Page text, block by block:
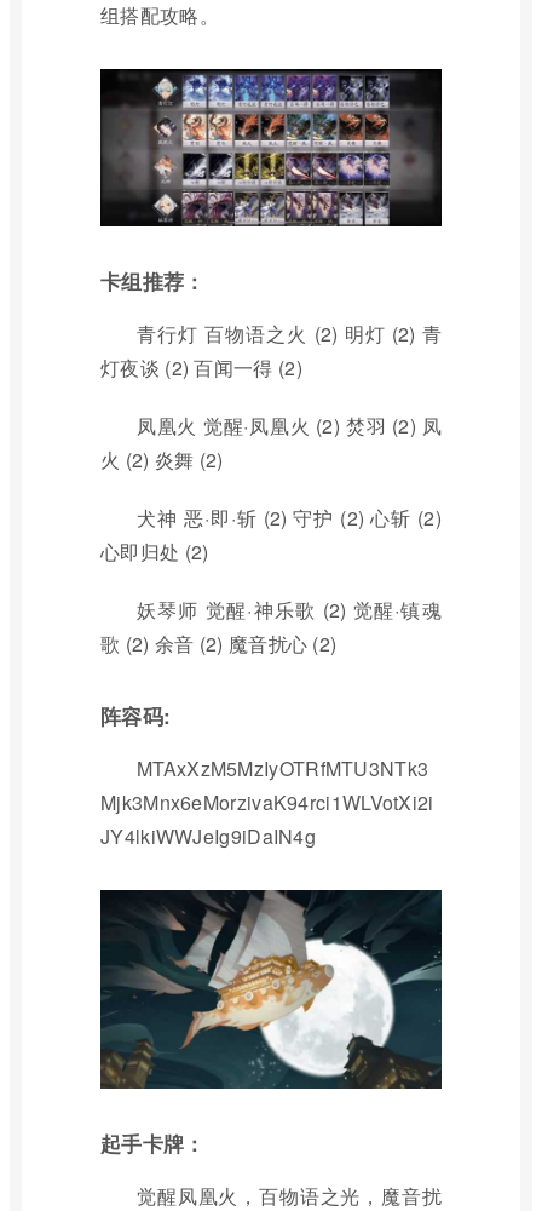
组搭配攻略。
卡组推荐：
青行灯 百物语之火 (2) 明灯 (2) 青
灯夜谈 (2) 百闻一得 (2)
凤凰火 觉醒·凤凰火 (2) 焚羽 (2) 凤
火 (2) 炎舞 (2)
犬神 恶·即·斩 (2) 守护 (2) 心斩 (2)
心即归处 (2)
妖琴师 觉醒·神乐歌 (2) 觉醒·镇魂
歌 (2) 余音 (2) 魔音扰心 (2)
阵容码:
MTAxXzM5MzIyOTRfMTU3NTk3
Mjk3Mnx6eMorzivaK94rci1WLVotXi2i
JY4lkiWWJeIg9iDaIN4g
起手卡牌：
觉醒凤凰火，百物语之光，魔音扰